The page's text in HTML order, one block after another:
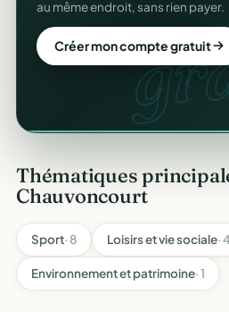
au même endroit, sans rien payer.
Créer mon compte gratuit
conformes au modèle officiel
Automatiser mes reçus
Thématiques
Chauvoncourt
Sport· 8 Loisirs et vie sociale· 4
Environnement et patrimoine· 1